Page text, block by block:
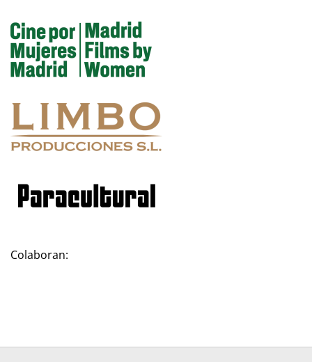
Colaboran: